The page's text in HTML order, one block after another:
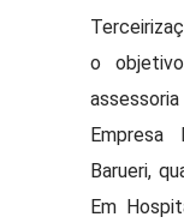
o
Empresa
Barueri,
Em